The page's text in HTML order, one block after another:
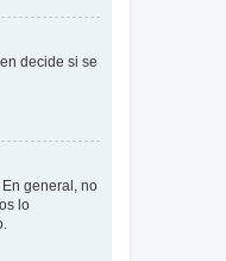
decide si se
general, no
lo